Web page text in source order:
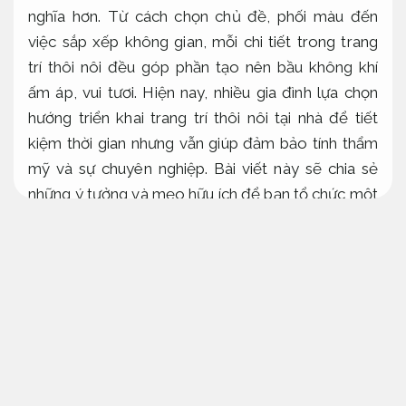
nghĩa hơn. Từ cách chọn chủ đề, phối màu đến
việc sắp xếp không gian, mỗi chi tiết trong trang
trí thôi nôi đều góp phần tạo nên bầu không khí
ấm áp, vui tươi. Hiện nay, nhiều gia đình lựa chọn
hướng triển khai trang trí thôi nôi tại nhà để tiết
kiệm thời gian nhưng vẫn giúp đảm bảo tính thẩm
mỹ và sự chuyên nghiệp. Bài viết này sẽ chia sẻ
những ý tưởng và mẹo hữu ích để bạn tổ chức một